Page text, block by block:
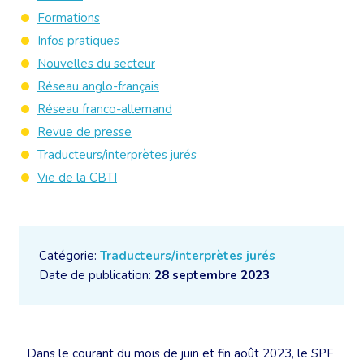
Catégorie: Traducteurs/interprètes jurés
Date de publication: 28 septembre 2023
Dans le courant du mois de juin et fin août 2023, le SPF
Formations
Infos pratiques
Nouvelles du secteur
Réseau anglo-français
Réseau franco-allemand
Revue de presse
Traducteurs/interprètes jurés
Vie de la CBTI